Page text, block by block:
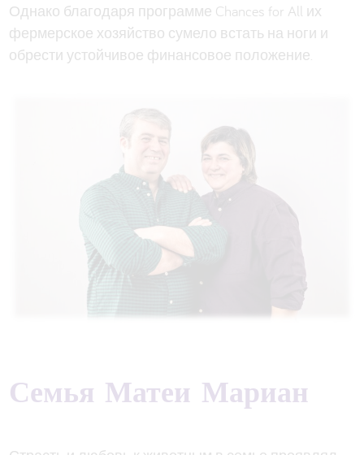
Однако благодаря программе Chances for All их
фермерское хозяйство сумело встать на ноги и
обрести устойчивое финансовое положение.
Семья Матеи Мариан